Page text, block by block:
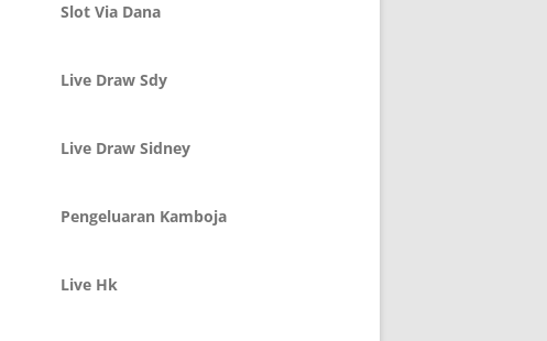
Slot Via Dana
Live Draw Sdy
Live Draw Sidney
Pengeluaran Kamboja
Live Hk